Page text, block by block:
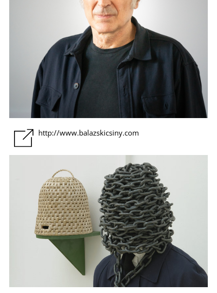
http://www.balazskicsiny.com